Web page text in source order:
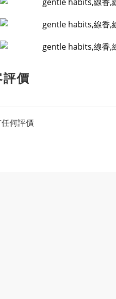
價
何評價